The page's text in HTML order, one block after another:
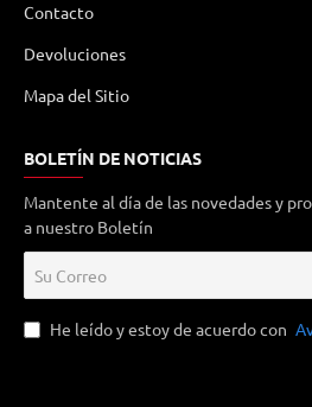
Contacto
Devoluciones
Mapa del Sitio
BOLETÍN DE NOTICIAS
Mantente al día de las novedades y
a nuestro Boletín
Correo
He leído y estoy de acuerdo con